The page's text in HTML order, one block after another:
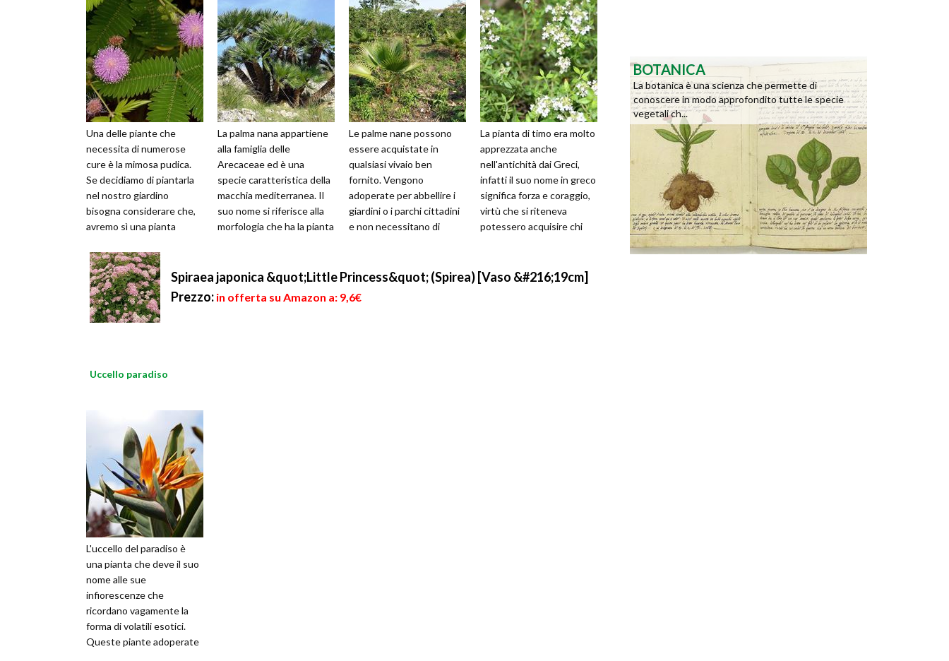
Una delle piante che
necessita di numerose
cure è la mimosa pudica.
Se decidiamo di piantarla
nel nostro giardino
bisogna considerare che,
avremo sì una pianta
anche una spe
La palma nana appartiene
alla famiglia delle
Arecaceae ed è una
specie caratteristica della
macchia mediterranea. Il
suo nome si riferisce alla
morfologia che ha la pianta
Le palme nane possono
essere acquistate in
qualsiasi vivaio ben
fornito. Vengono
adoperate per abbellire i
giardini o i parchi cittadini
e non necessitano di
La pianta di timo era molto
apprezzata anche
nell'antichità dai Greci,
infatti il suo nome in greco
significa forza e coraggio,
virtù che si riteneva
potessero acquisire chi
Spiraea japonica &quot;Little Princess&quot; (Spirea) [Vaso &#216;19cm]
Prezzo: in offerta su Amazon a: 9,6€
Uccello paradiso
L'uccello del paradiso è
una pianta che deve il suo
nome alle sue
infiorescenze che
ricordano vagamente la
forma di volatili esotici.
Queste piante adoperate
BOTANICA
La botanica è una scienza che permette di
conoscere in modo approfondito tutte le specie
vegetali ch...